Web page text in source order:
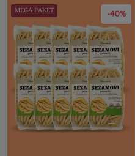
-40%
MEGA PAKET